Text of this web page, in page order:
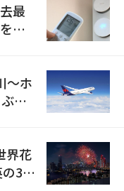
最
点
〜ホ
り
界花
3カ